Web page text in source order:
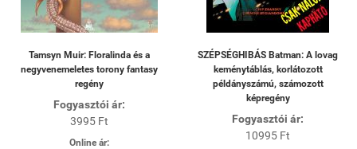
Tamsyn Muir: Floralinda és a
negyvenemeletes torony fantasy
regény
Fogyasztói ár:
3995 Ft
Online ár:
SZÉPSÉGHIBÁS Batman: A lovag
keménytáblás, korlátozott
példányszámú, számozott
képregény
Fogyasztói ár:
10995 Ft